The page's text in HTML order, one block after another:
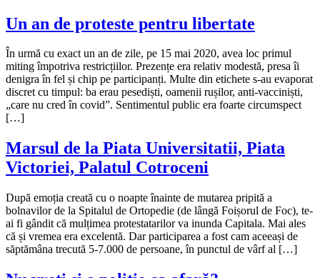
Un an de proteste pentru libertate
În urmă cu exact un an de zile, pe 15 mai 2020, avea loc primul
miting împotriva restricțiilor. Prezențe era relativ modestă, presa îi
denigra în fel și chip pe participanți. Multe din etichete s-au evaporat
discret cu timpul: ba erau pesediști, oamenii rușilor, anti-vacciniști,
„care nu cred în covid”. Sentimentul public era foarte circumspect
[…]
Marsul de la Piata Universitatii, Piata
Victoriei, Palatul Cotroceni
După emoția creată cu o noapte înainte de mutarea pripită a
bolnavilor de la Spitalul de Ortopedie (de lângă Foișorul de Foc), te-
ai fi gândit că mulțimea protestatarilor va inunda Capitala. Mai ales
că și vremea era excelentă. Dar participarea a fost cam aceeași de
săptămâna trecută 5-7.000 de persoane, în punctul de vârf al […]